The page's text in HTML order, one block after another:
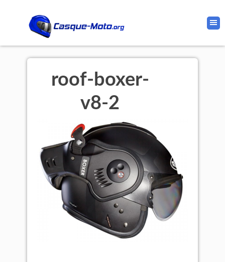
roof-boxer-
v8-2